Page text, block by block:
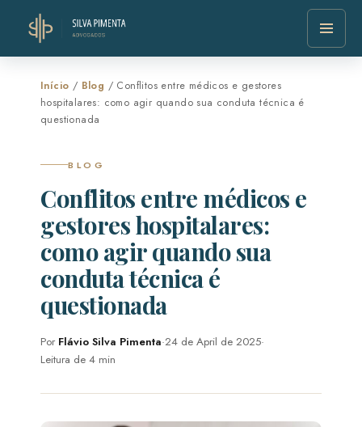
Início / Blog / Conflitos entre médicos e gestores
hospitalares: como agir quando sua conduta técnica é
questionada
BLOG
Conflitos entre médicos e
gestores hospitalares:
como agir quando sua
conduta técnica é
questionada
Por Flávio Silva Pimenta·24 de April de 2025·
Leitura de 4 min